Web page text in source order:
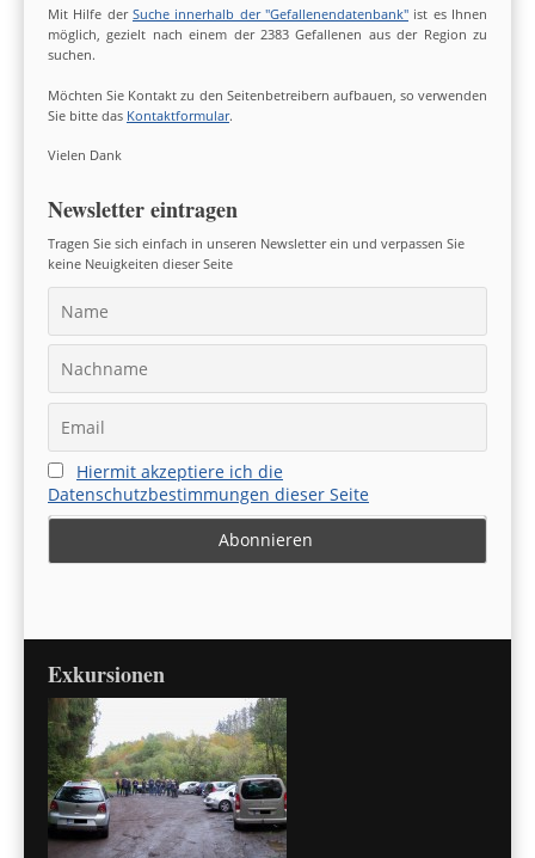
Mit Hilfe der Suche innerhalb der "Gefallenendatenbank" ist es Ihnen
möglich, gezielt nach einem der 2383 Gefallenen aus der Region zu
suchen.
Möchten Sie Kontakt zu den Seitenbetreibern aufbauen, so verwenden
Sie bitte das Kontaktformular.
Vielen Dank
Newsletter eintragen
Tragen Sie sich einfach in unseren Newsletter ein und verpassen Sie
keine Neuigkeiten dieser Seite
Hiermit akzeptiere ich die
Datenschutzbestimmungen dieser Seite
Exkursionen